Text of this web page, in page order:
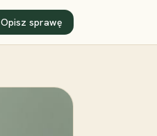
Opisz sprawę